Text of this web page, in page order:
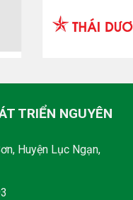
TRIỂN NGUYÊN
Huyện Lục Ngạn,